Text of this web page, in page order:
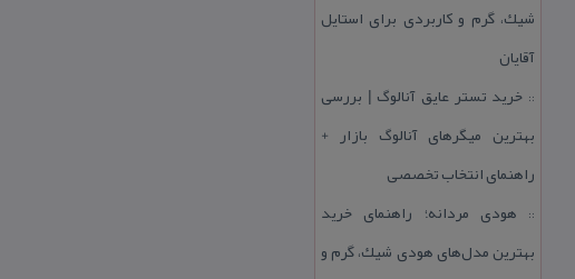
شیك، گرم و كاربردی برای استایل
آقایان
:: خرید تستر عایق آنالوگ | بررسی
بهترین میگرهای آنالوگ بازار +
راهنمای انتخاب تخصصی
:: هودی مردانه؛ راهنمای خرید
بهترین مدل‌های هودی شیك، گرم و